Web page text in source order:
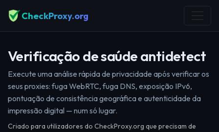
CheckProxy.org
Verificação de saúde antidetect
Execute uma análise rápida de privacidade após verificar os
seus proxies: fuga WebRTC, fuga DNS, exposição IPv6,
pontuação de consistência geográfica e autenticidade da
impressão digital — num só lugar.
Criado para utilizadores do CheckProxy.org que precisam de